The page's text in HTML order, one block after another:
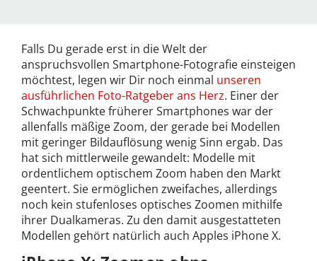
Falls Du gerade erst in die Welt der
anspruchsvollen Smartphone-Fotografie einsteigen
möchtest, legen wir Dir noch einmal unseren
ausführlichen Foto-Ratgeber ans Herz. Einer der
Schwachpunkte früherer Smartphones war der
allenfalls mäßige Zoom, der gerade bei Modellen
mit geringer Bildauflösung wenig Sinn ergab. Das
hat sich mittlerweile gewandelt: Modelle mit
ordentlichem optischem Zoom haben den Markt
geentert. Sie ermöglichen zweifaches, allerdings
noch kein stufenloses optisches Zoomen mithilfe
ihrer Dualkameras. Zu den damit ausgestatteten
Modellen gehört natürlich auch Apples iPhone X.